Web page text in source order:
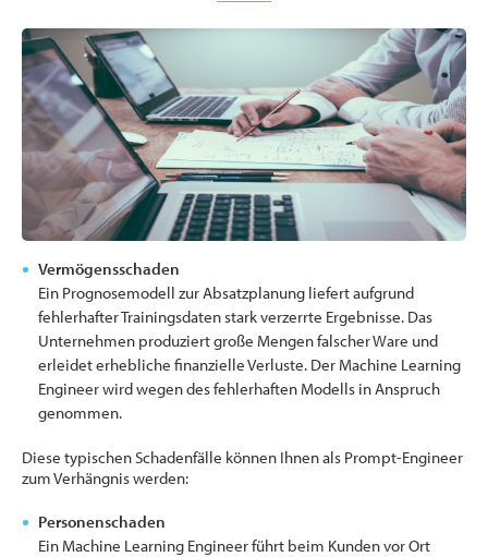
Vermögensschaden
Ein Prognosemodell zur Absatzplanung liefert aufgrund
fehlerhafter Trainingsdaten stark verzerrte Ergebnisse. Das
Unternehmen produziert große Mengen falscher Ware und
erleidet erhebliche finanzielle Verluste. Der Machine Learning
Engineer wird wegen des fehlerhaften Modells in Anspruch
genommen.
Diese typischen Schadenfälle können Ihnen als Prompt-Engineer
zum Verhängnis werden:
Personenschaden
Ein Machine Learning Engineer führt beim Kunden vor Ort